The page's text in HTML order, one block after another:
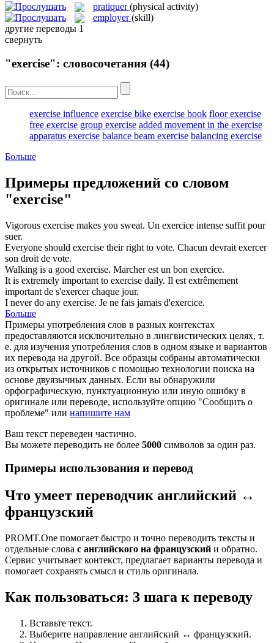
pratiquer (physical activity)
employer (skill)
другие переводы 1
свернуть
"exercise": словосочетания (44)
exercise influence exercise bike exercise book floor exercise
free exercise group exercise added movement in the exercise
apparatus exercise balance beam exercise balancing exercise
Больше
Примеры предложений со словом
"exercise"
Vigorous exercise makes you sweat. Un exercice intense suffit pour
suer.
Everyone should exercise their right to vote. Chacun devrait exercer
son droit de vote.
Walking is a good exercise. Marcher est un bon exercice.
It is extremely important to exercise daily. Il est extrêmement
important de s'exercerchaque jour.
I never do any exercise. Je ne fais jamais d'exercice.
Больше
Примеры употребления слов в разных контекстах
предоставляются исключительно в лингвистических целях, т.
е. для изучения употребления слов в одном языке и вариантов
их перевода на другой. Все образцы собраны автоматически
из открытых источников с помощью технологии поиска на
основе двуязычных данных. Если вы обнаружили
орфографическую, пунктуационную или иную ошибку в
оригинале или переводе, используйте опцию "Сообщить о
проблеме" или напишите нам
Ваш текст переведен частично.
Вы можете переводить не более 5000 символов за один раз.
Примеры использования и перевод
Что умеет переводчик английский ↔
французский
PROMT.One помогает быстро и точно переводить тексты и
отдельные слова с английского на французский и обратно.
Сервис учитывает контекст, предлагает варианты перевода и
помогает сохранять смысл и стиль оригинала.
Как пользоваться: 3 шага к переводу
Вставьте текст.
Выберите направление английский ↔ французский.